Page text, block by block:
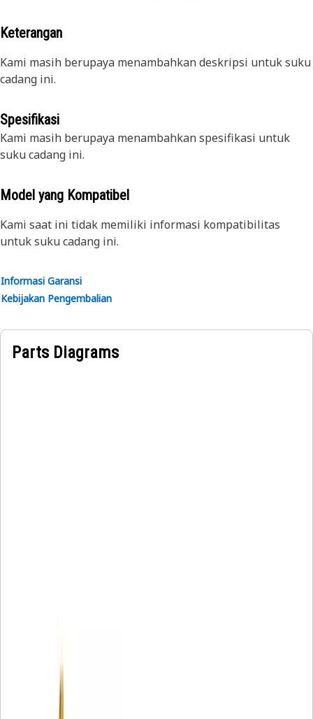
Keterangan
Kami masih berupaya menambahkan deskripsi untuk suku
cadang ini.
Spesifikasi
Kami masih berupaya menambahkan spesifikasi untuk
suku cadang ini.
Model yang Kompatibel
Kami saat ini tidak memiliki informasi kompatibilitas
untuk suku cadang ini.
Informasi Garansi
Kebijakan Pengembalian
Parts Diagrams